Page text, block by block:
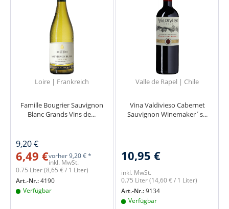
Loire | Frankreich
Famille Bougrier Sauvignon
Blanc Grands Vins de...
9,20 €
6,49 €vorher9,20 € *
inkl. MwSt.
0.75 Liter(8,65 € / 1 Liter)
Art.-Nr.:4190
Verfügbar
Valle de Rapel | Chile
Vina Valdivieso Cabernet
Sauvignon Winemaker´s...
10,95 €
inkl. MwSt.
0.75 Liter(14,60 € / 1 Liter)
Art.-Nr.:9134
Verfügbar